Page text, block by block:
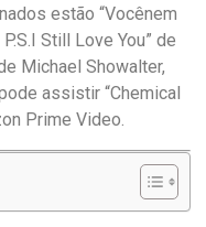
estão “Vocênem
Still Love You” de
Michael Showalter,
assistir “Chemical
Prime Video.